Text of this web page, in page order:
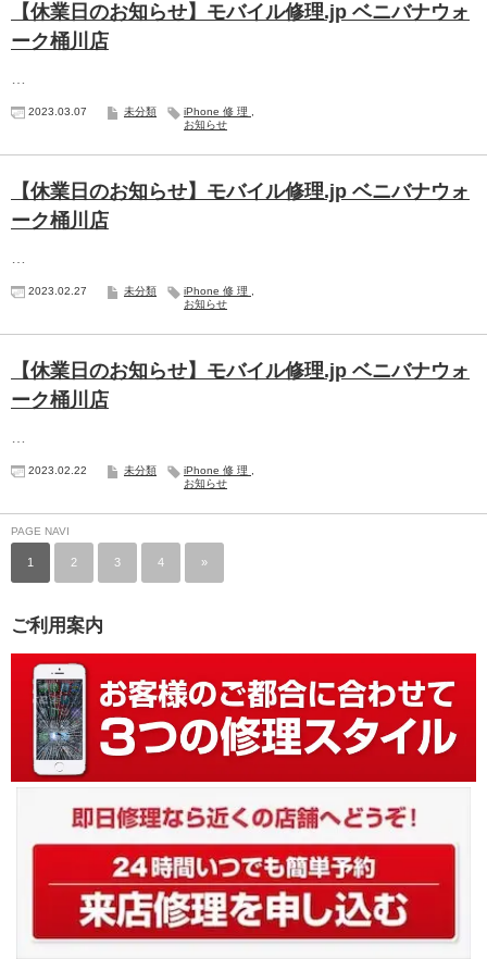
【休業日のお知らせ】モバイル修理.jp ベニバナウォ
ーク桶川店
2023.03.07 未分類 iPhone修理
お知らせ
【休業日のお知らせ】モバイル修理.jp ベニバナウォ
ーク桶川店
2023.02.27 未分類 iPhone修理
お知らせ
【休業日のお知らせ】モバイル修理.jp ベニバナウォ
ーク桶川店
2023.02.22 未分類 iPhone修理
お知らせ
PAGE NAVI
1 2 3 4 »
ご利用案内